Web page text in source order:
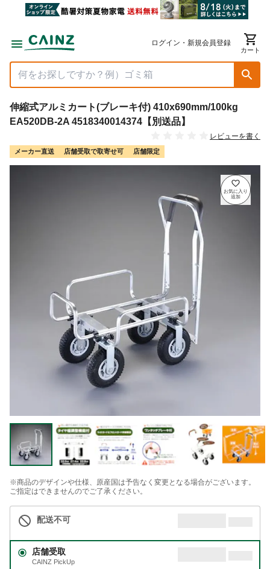
ログイン・新規会員登録
カート
伸縮式アルミカート(ブレーキ付) 410x690mm/100kg
EA520DB-2A 4518340014374【別送品】
レビューを書く
メーカー直送 店舗受取で取寄せ可 店舗限定
※商品のデザインや仕様、原産国は予告なく変更となる場合がございます。
ご指定はできませんのでご了承ください。
配送不可
店舗受取
CAINZ PickUp